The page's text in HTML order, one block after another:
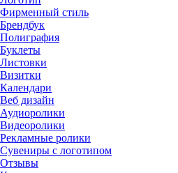
Фирменный стиль
Брендбук
Полиграфия
Буклеты
Листовки
Визитки
Календари
Веб дизайн
Аудиоролики
Видеоролики
Рекламные ролики
Сувениры с логотипом
Отзывы